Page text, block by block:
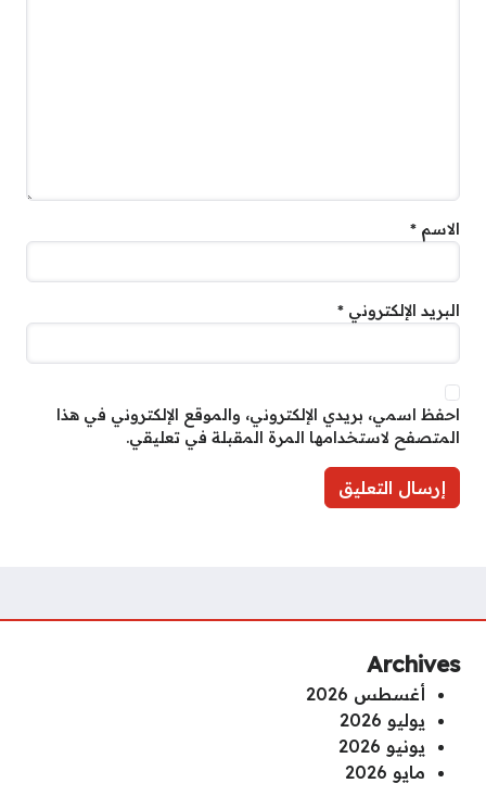
الاسم *
البريد الإلكتروني *
احفظ اسمي، بريدي الإلكتروني، والموقع الإلكتروني في هذا
المتصفح لاستخدامها المرة المقبلة في تعليقي.
Archives
أغسطس 2026
يوليو 2026
يونيو 2026
مايو 2026